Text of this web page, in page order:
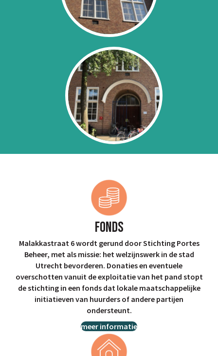
Fonds
Malakkastraat 6 wordt gerund door Stichting Portes
Beheer, met als missie: het welzijnswerk in de stad
Utrecht bevorderen. Donaties en eventuele
overschotten vanuit de exploitatie van het pand stopt
de stichting in een fonds dat lokale maatschappelijke
initiatieven van huurders of andere partijen
ondersteunt.
meer informatie